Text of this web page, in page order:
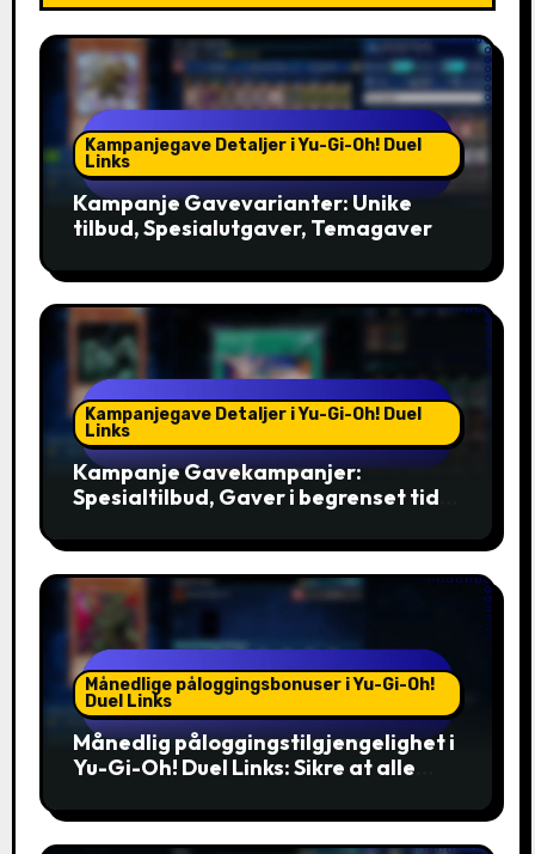
Kampanjegave Detaljer i Yu-Gi-Oh! Duel
Links
Kampanje Gavevarianter: Unike
tilbud, Spesialutgaver, Temagaver
Kampanjegave Detaljer i Yu-Gi-Oh! Duel
Links
Kampanje Gavekampanjer:
Spesialtilbud, Gaver i begrenset tid,
Månedlige påloggingsbonuser i Yu-Gi-Oh!
Duel Links
Månedlig påloggingstilgjengelighet i
Yu-Gi-Oh! Duel Links: Sikre at alle